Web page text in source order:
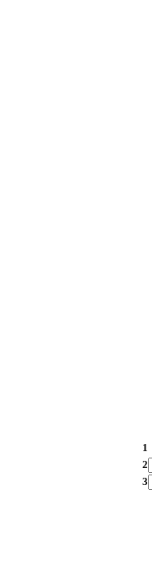
1
2
3